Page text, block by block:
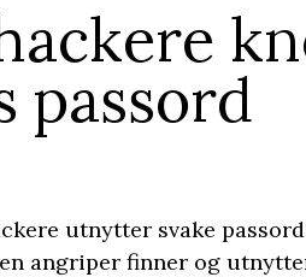
passord
utnytter svake
angriper finner og